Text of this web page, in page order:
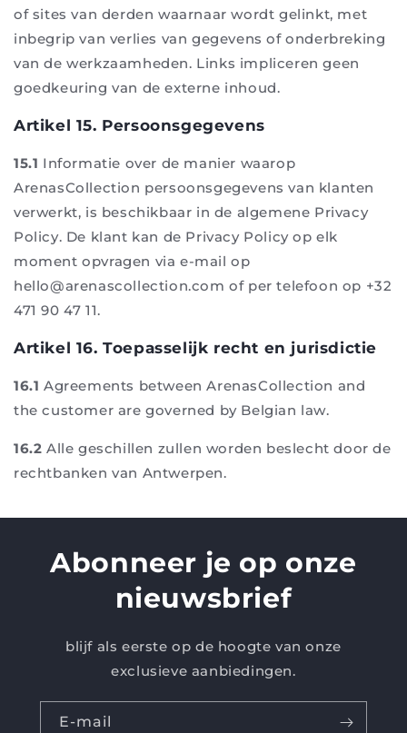
of sites van derden waarnaar wordt gelinkt, met
inbegrip van verlies van gegevens of onderbreking
van de werkzaamheden. Links impliceren geen
goedkeuring van de externe inhoud.
Artikel 15. Persoonsgegevens
15.1 Informatie over de manier waarop
ArenasCollection persoonsgegevens van klanten
verwerkt, is beschikbaar in de algemene Privacy
Policy. De klant kan de Privacy Policy op elk
moment opvragen via e-mail op
hello@arenascollection.com of per telefoon op +32
471 90 47 11.
Artikel 16. Toepasselijk recht en jurisdictie
16.1 Agreements between ArenasCollection and
the customer are governed by Belgian law.
16.2 Alle geschillen zullen worden beslecht door de
rechtbanken van Antwerpen.
Abonneer je op onze
nieuwsbrief
blijf als eerste op de hoogte van onze
exclusieve aanbiedingen.
E-mail